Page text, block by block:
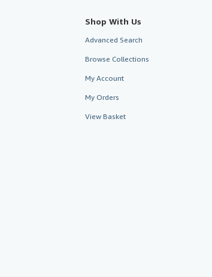
Shop With Us
Advanced Search
Browse Collections
My Account
My Orders
View Basket